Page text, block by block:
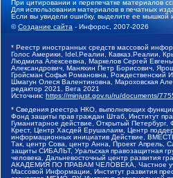
При цитировании и перепечатке материалов
Для использования материалов в печатных
Если вы увидели ошибку, выделите ее мышкой
©Создание сайта - Инфорос, 2007-2026
* Реестр иностранных средств массовой
Голос Америки, Idel.Реалии, Кавказ.Реалии,
Людмила Алексеевна, Маркелов Сергей
Александрович, Маняхин Петр Борисович,
Гройсман Софья Романовна, Рождественский
Шмагун Олеся Валентиновна, Мароховская
редактор 2021, Вега 2021
Источник: https://minjust.gov.ru/ru/documents/
* Сведения реестра НКО, выполняющих
Фонд защиты прав граждан Штаб, Институт
Гуманитарное действие, Открытый
Крест, Центр Хасдей Ерушалаим, Центр
информационных инициатив Действие,
Так, центр Сова, центр Анна, Проект Апрель,
защиты СИБАЛЬТ, Уральская правозащитная
человека, Дальневосточный центр развития
АКАДЕМИЯ ПО ПРАВАМ ЧЕЛОВЕКА, Частное
Массовой Информации, Институт развития